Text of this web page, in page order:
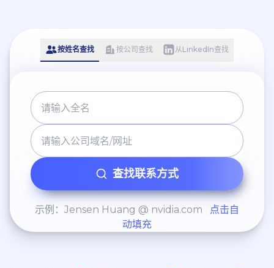
按姓名查找 按公司查找 从LinkedIn查找
查找联系方式
示例：Jensen Huang @ nvidia.com
点击自
动填充